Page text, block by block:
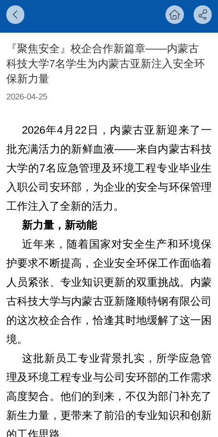
『聚焦安全』校企合作新篇章——内蒙古
科技大学7名学生为内蒙古亚新注入安全环
保新力量
2026-04-25
2026年4月22日，内蒙古亚新迎来了一
批充满活力的新鲜血液——来自内蒙古科技
大学的7名应急管理及环境工程专业毕业生
入职公司安环部，为企业的安全与环保管理
工作注入了全新的活力。
新力量，新动能
近年来，随着国家对安全生产和环境保
护要求不断提高，企业安全环保工作面临着
人员紧张、专业知识更新的双重挑战。内蒙
古科技大学与内蒙古亚新隆顺特钢有限公司
的这次校企合作，恰逢其时地缓解了这一困
境。
这批新员工专业背景扎实，所学应急管
理及环境工程专业与公司安环部的工作需求
高度契合。他们的到来，不仅为部门补充了
新生力量，更带来了前沿的专业知识和创新
的工作思路。